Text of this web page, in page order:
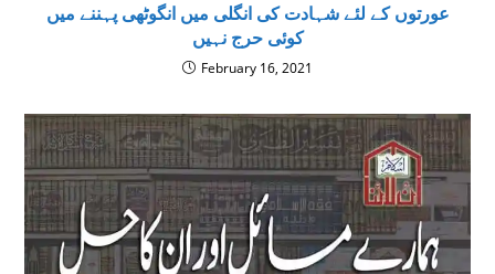
عورتوں کے لئے شہادت کی انگلی میں انگوٹھی پہننے میں
کوئی حرج نہیں
February 16, 2021